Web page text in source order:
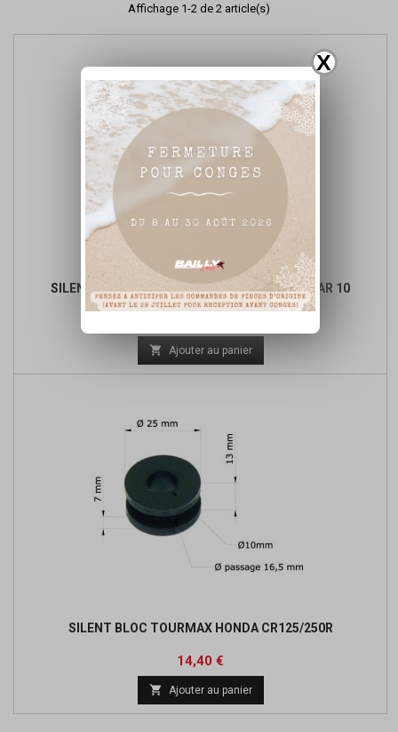
X
Affichage 1-2 de 2 article(s)
SILENT BLOC TOURMAX HONDA XR250/650 PAR 10
base
 Ajouter au panier
SILENT BLOC TOURMAX HONDA CR125/250R
Prix
14,40 €
base
 Ajouter au panier